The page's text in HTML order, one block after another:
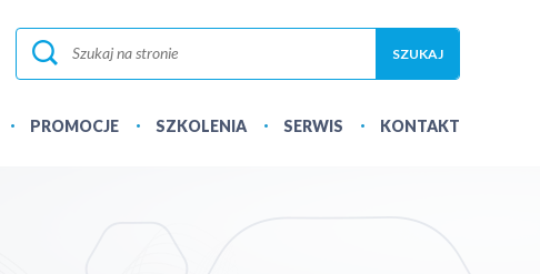
PROMOCJE SZKOLENIA SERWIS KONTAKT